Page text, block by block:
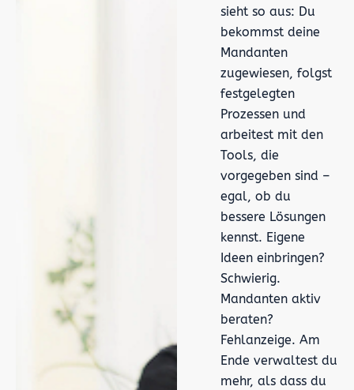
sieht so aus: Du
bekommst deine
Mandanten
zugewiesen, folgst
festgelegten
Prozessen und
arbeitest mit den
Tools, die
vorgegeben sind –
egal, ob du
bessere Lösungen
kennst. Eigene
Ideen einbringen?
Schwierig.
Mandanten aktiv
beraten?
Fehlanzeige. Am
Ende verwaltest du
mehr, als dass du